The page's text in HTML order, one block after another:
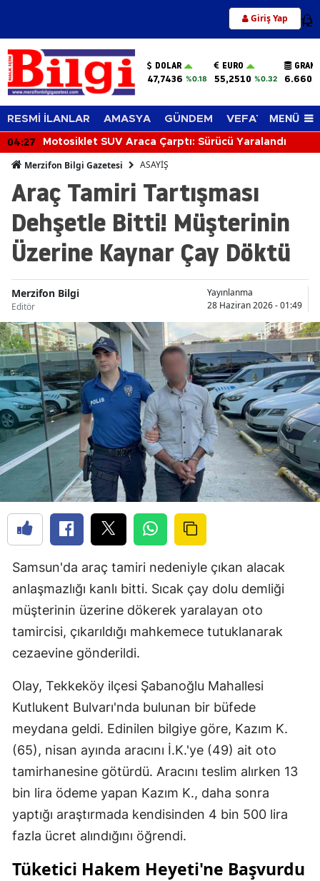
Giriş Yap 12
DOLAR
47,7436 %0.18
EURO
55,2510 %0.32
RESMİ İLANLAR AMASYA GÜNDEM VEFAT EDENLER
MENÜ
04:27 Motosiklet SUV Araca Çarptı: Sürücü Yaralandı
Merzifon Bilgi Gazetesi ASAYİŞ
Araç Tamiri Tartışması
Dehşetle Bitti! Müşterinin
Üzerine Kaynar Çay Döktü
Merzifon Bilgi
Editör
Yayınlanma
28 Haziran 2026 - 01:49
Samsun'da araç tamiri nedeniyle çıkan alacak
anlaşmazlığı kanlı bitti. Sıcak çay dolu demliği
müşterinin üzerine dökerek yaralayan oto
tamircisi, çıkarıldığı mahkemece tutuklanarak
cezaevine gönderildi.
Olay, Tekkeköy ilçesi Şabanoğlu Mahallesi
Kutlukent Bulvarı'nda bulunan bir büfede
meydana geldi. Edinilen bilgiye göre, Kazım K.
(65), nisan ayında aracını İ.K.'ye (49) ait oto
tamirhanesine götürdü. Aracını teslim alırken 13
bin lira ödeme yapan Kazım K., daha sonra
yaptığı araştırmada kendisinden 4 bin 500 lira
fazla ücret alındığını öğrendi.
Tüketici Hakem Heyeti'ne Başvurdu